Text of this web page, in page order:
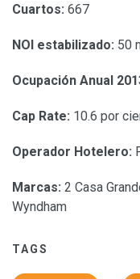
Cuartos: 667
NOI estabilizado: 50
Ocupación Anual
Cap Rate: 10.6 por
Operador Hotelero:
Marcas: 2 Casa
Wyndham
TAGS